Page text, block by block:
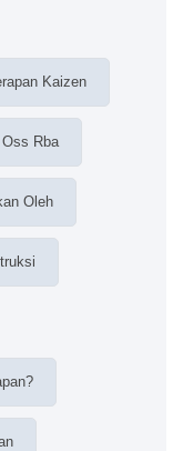
Kaizen
Rba
Oleh